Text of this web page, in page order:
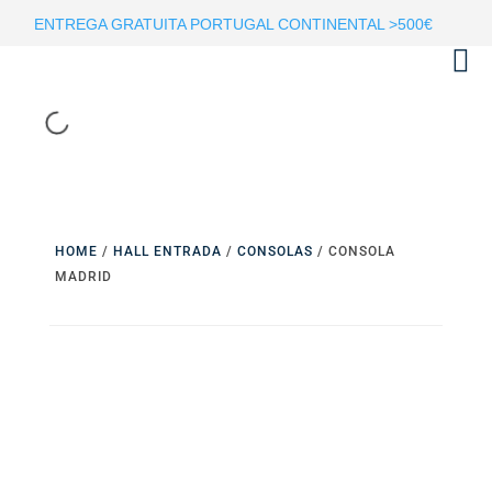
ENTREGA GRATUITA PORTUGAL CONTINENTAL >500€
HOME / HALL ENTRADA / CONSOLAS / CONSOLA
MADRID